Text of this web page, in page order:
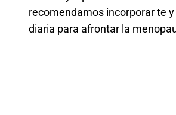
recomendamos incorporar te
diaria para afrontar la